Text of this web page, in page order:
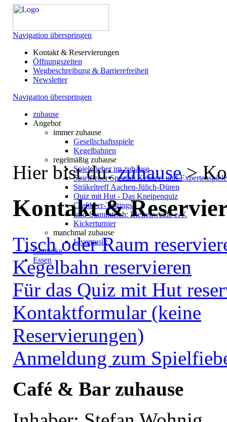
Navigation überspringen
Kontakt & Reservierungen
Öffnungszeiten
Wegbeschreibung & Barrierefreiheit
Newsletter
Navigation überspringen
zuhause
Angebot
immer zuhause
Gesellschaftsspiele
Kegelbahnen
regelmäßig zuhause
Spielefieber im zuhause
Spielfieber Spezial: Kenner- und
Sträkeltreff Aachen-Jülich-Düren
Quiz mit Hut - Das Kneipenquiz
Craftbeer-Tastings
Info-Stammtisch: Bienenweide e.V.
Kickerturnier
manchmal zuhause
Livemusik
Getränke
Essen
Hier bist du:zuhause>
Kontakt &
Tisch oder Raum
Kegelbahn reservieren
Für das Quiz mit Hut
Kontaktformular (keine
Reservierungen)
Anmeldung zum
Café & Bar zuhause